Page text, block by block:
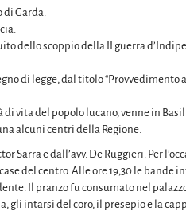
di Garda.
dello scoppio della II guerra
di legge, dal titolo “Provvedimento
vita del popolo lucano, venne in
alcuni centri della Regione.
e dall’avv. De Ruggieri. Per
del centro. Alle ore 19,30 le bande
Il pranzo fu consumato nel
gli intarsi del coro, il presepio e la